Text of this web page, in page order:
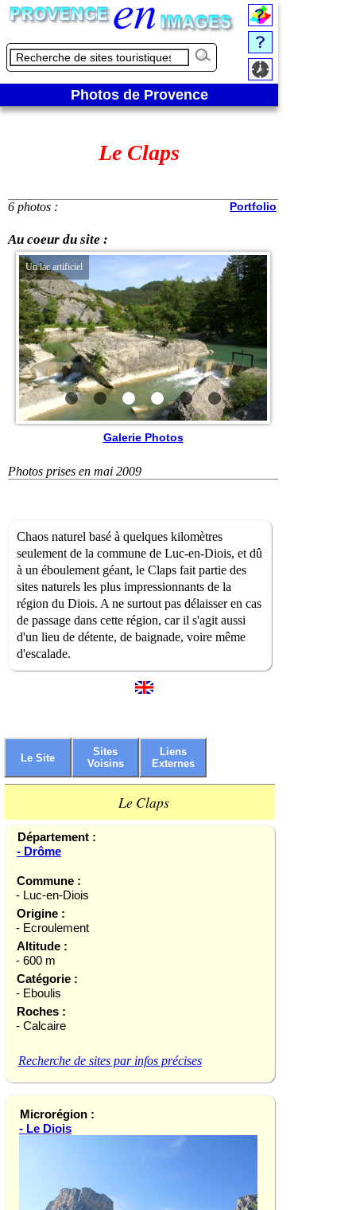
Photos de Provence
Le Claps
6 photos : Portfolio
Au coeur du site :
Un lac artificiel
Galerie Photos
Photos prises en mai 2009
Chaos naturel basé à quelques kilomètres
seulement de la commune de Luc-en-Diois, et dû
à un éboulement géant, le Claps fait partie des
sites naturels les plus impressionnants de la
région du Diois. A ne surtout pas délaisser en cas
de passage dans cette région, car il s'agit aussi
d'un lieu de détente, de baignade, voire même
d'escalade.
Le Site
Sites
Voisins
Liens
Externes
Le Claps
Département :
- Drôme
Commune :
- Luc-en-Diois
Origine :
- Ecroulement
Altitude :
- 600 m
Catégorie :
- Eboulis
Roches :
- Calcaire
Recherche de sites par infos précises
Microrégion :
- Le Diois